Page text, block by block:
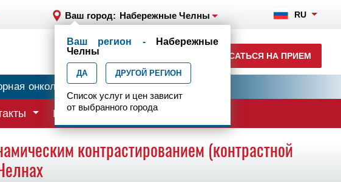
Ваш город: Набережные Челны RU
+7(8552)231-200
ежедн. 7.00-23.00
ЗАПИСАТЬСЯ НА ПРИЕМ
Ваш регион -
Набережные
Челны
ДА ДРУГОЙ РЕГИОН
Список услуг и цен зависит
от выбранного города
онкология Центр эпилептологии
Врачи
контрастированием (контрастной